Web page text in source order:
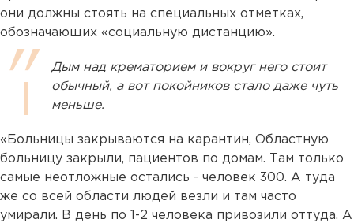
они должны стоять на специальных отметках,
обозначающих «социальную дистанцию».
Дым над крематорием и вокруг него стоит
обычный, а вот покойников стало даже чуть
меньше.
«Больницы закрываются на карантин, Областную
больницу закрыли, пациентов по домам. Там только
самые неотложные остались - человек 300. А туда
же со всей области людей везли и там часто
умирали. В день по 1-2 человека привозили оттуда. А